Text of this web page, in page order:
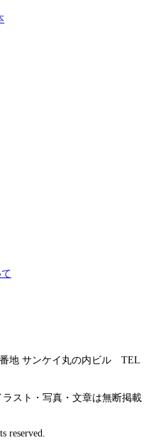
番地 サンケイ丸の内ビル TEL
スト・写真・文章は無断掲載
reserved.